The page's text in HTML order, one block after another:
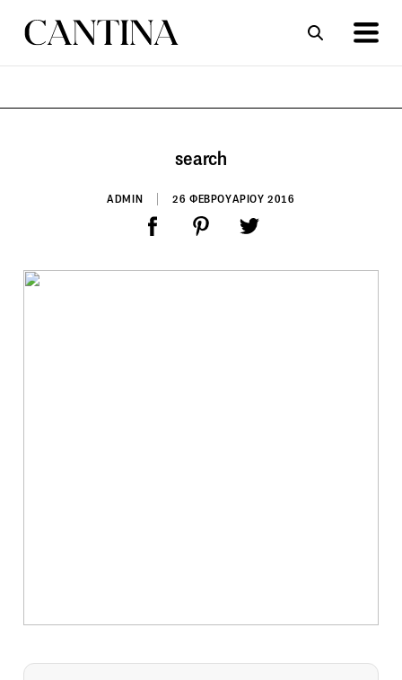
search
ADMIN 26 ΦΕΒΡΟΥΑΡΙΟΥ 2016